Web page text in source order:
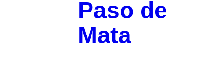
Paso de
Mata